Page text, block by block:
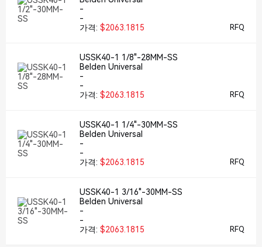
-
-
가격: $2063.1815 RFQ
USSK40-1 1/8"-28MM-SS
Belden Universal
-
-
가격: $2063.1815 RFQ
USSK40-1 1/4"-30MM-SS
Belden Universal
-
-
가격: $2063.1815 RFQ
USSK40-1 3/16"-30MM-SS
Belden Universal
-
-
가격: $2063.1815 RFQ